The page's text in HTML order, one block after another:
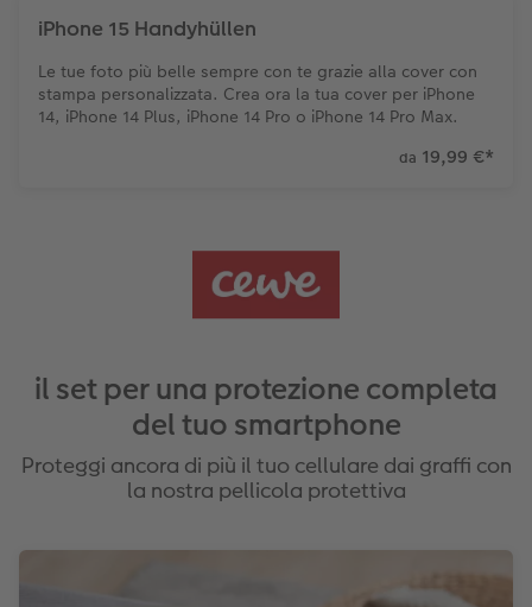
iPhone 15 Handyhüllen
Le tue foto più belle sempre con te grazie alla cover con
stampa personalizzata. Crea ora la tua cover per iPhone
14, iPhone 14 Plus, iPhone 14 Pro o iPhone 14 Pro Max.
da 19,99 €*
il set per una protezione completa
del tuo smartphone
Proteggi ancora di più il tuo cellulare dai graffi con
la nostra pellicola protettiva